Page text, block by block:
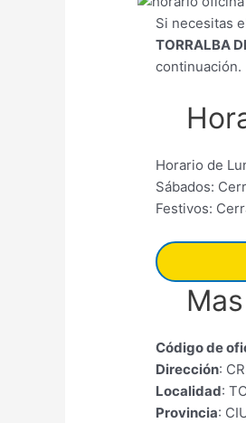
Si necesitas
TORRALBA
continuación.
Horario de
Sábados:
Festivos:
Código de
Dirección:
Localidad:
Provincia: